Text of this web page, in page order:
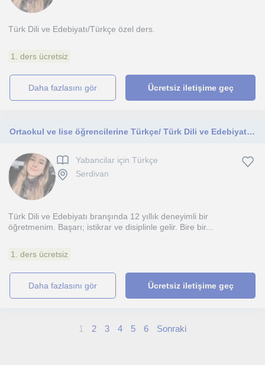
Türk Dili ve Edebiyatı/Türkçe özel ders.
1. ders ücretsiz
daha fazlasını gör Ücretsiz iletişime geç
Ortaokul ve lise öğrencilerine Türkçe/ Türk Dili ve Edebiyatı dersleri verebiliirm.
Yabancilar için Türkçe
Serdivan
Türk Dili ve Edebiyatı branşında 12 yıllık deneyimli bir
öğretmenim. Başarı; istikrar ve disiplinle gelir. Bire bir...
1. ders ücretsiz
daha fazlasını gör Ücretsiz iletişime geç
1 2 3 4 5 6 Sonraki